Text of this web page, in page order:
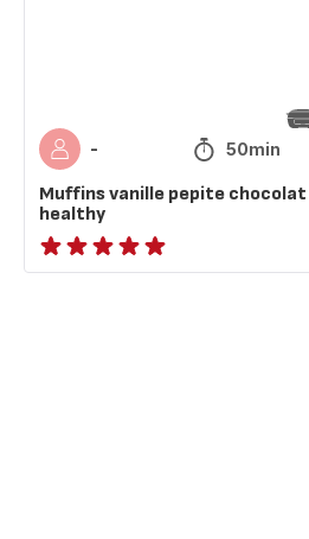
- 50min
Muffins vanille pepite chocolat
healthy
ratings.NaN